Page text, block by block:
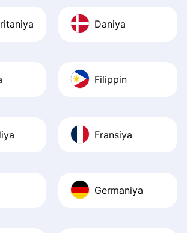
Daniya
Filippin
Fransiya
Germaniya